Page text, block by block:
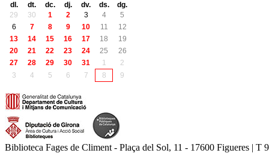
dl.
dt. dc. dj. dv. ds.
dg.
29
30 1 2 3 4
5
6
7 8 9 10 11
12
13
14 15 16 17 18
19
20
21 22 23 24 25
26
27
28 29 30 31 1
2
3
4 5 6 7 8 9
Biblioteca Fages de Climent - Plaça del Sol, 11 - 17600 Figueres |